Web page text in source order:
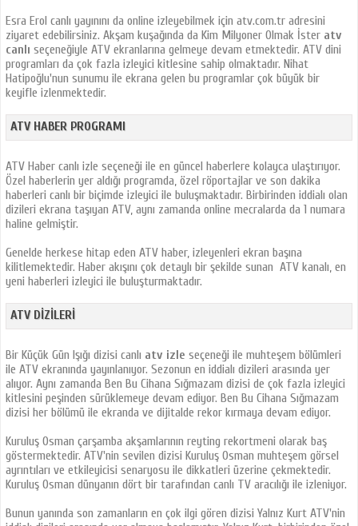
Esra Erol canlı yayınını da online izleyebilmek için atv.com.tr adresini
ziyaret edebilirsiniz. Akşam kuşağında da Kim Milyoner Olmak İster atv
canlı seçeneğiyle ATV ekranlarına gelmeye devam etmektedir. ATV dini
programları da çok fazla izleyici kitlesine sahip olmaktadır. Nihat
Hatipoğlu'nun sunumu ile ekrana gelen bu programlar çok büyük bir
keyifle izlenmektedir.
ATV HABER PROGRAMI
ATV Haber canlı izle seçeneği ile en güncel haberlere kolayca ulaştırıyor.
Özel haberlerin yer aldığı programda, özel röportajlar ve son dakika
haberleri canlı bir biçimde izleyici ile buluşmaktadır. Birbirinden iddialı olan
dizileri ekrana taşıyan ATV, aynı zamanda online mecralarda da 1 numara
haline gelmiştir.
Genelde herkese hitap eden ATV haber, izleyenleri ekran başına
kilitlemektedir. Haber akışını çok detaylı bir şekilde sunan ATV kanalı, en
yeni haberleri izleyici ile buluşturmaktadır.
ATV DIZILERI
Bir Küçük Gün Işığı dizisi canlı atv izle seçeneği ile muhteşem bölümleri
ile ATV ekranında yayınlanıyor. Sezonun en iddialı dizileri arasında yer
alıyor. Aynı zamanda Ben Bu Cihana Sığmazam dizisi de çok fazla izleyici
kitlesini peşinden sürüklemeye devam ediyor. Ben Bu Cihana Sığmazam
dizisi her bölümü ile ekranda ve dijitalde rekor kırmaya devam ediyor.
Kuruluş Osman çarşamba akşamlarının reyting rekortmeni olarak baş
göstermektedir. ATV'nin sevilen dizisi Kuruluş Osman muhteşem görsel
ayrıntıları ve etkileyicisi senaryosu ile dikkatleri üzerine çekmektedir.
Kuruluş Osman dünyanın dört bir tarafından canlı TV aracılığı ile izleniyor.
Bunun yanında son zamanların en çok ilgi gören dizisi Yalnız Kurt ATV'nin